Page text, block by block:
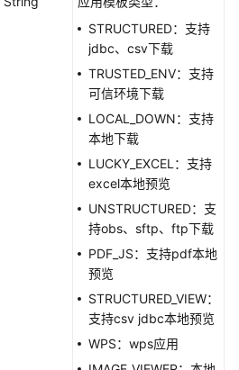
STRUCTURED：支持
jdbc、csv下载
TRUSTED_ENV：支持
可信环境下载
LOCAL_DOWN：支持
本地下载
LUCKY_EXCEL：支持
excel本地预览
UNSTRUCTURED：支
持obs、sftp、ftp下载
PDF_JS：支持pdf本地
预览
STRUCTURED_VIEW：
支持csv jdbc本地预览
WPS：wps应用